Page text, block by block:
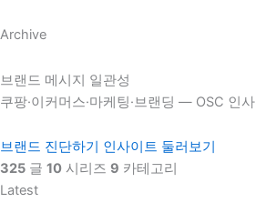
Archive
브랜드 메시지 일관성
쿠팡·이커머스·마케팅·브랜딩 — OSC 인
브랜드 진단하기
인사이트 둘러보기
325 글 10 시리즈 9 카테고리
Latest